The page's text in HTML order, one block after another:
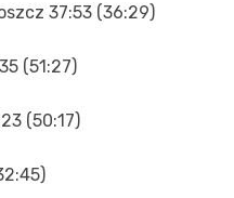
37:53 (36:29)
(51:27)
(50:17)